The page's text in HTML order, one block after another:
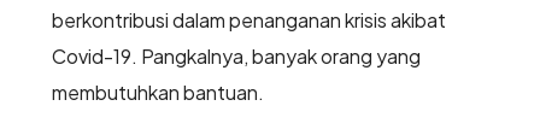
berkontribusi dalam penanganan krisis akibat
Covid-19. Pangkalnya, banyak orang yang
membutuhkan bantuan.